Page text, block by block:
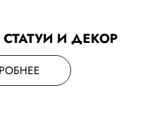
И ДЕКОР